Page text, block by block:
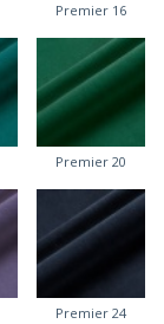
Premier 16
Premier 20
Premier 24